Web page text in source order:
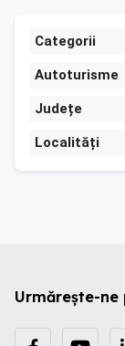
Categorii
Autoturisme
Județe
Localități
Urmărește-ne